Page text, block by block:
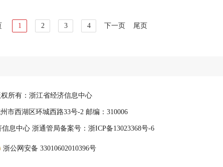
1 2 3 4 下一页 尾页
权所有：浙江省经济信息中心
市西湖区环城西路33号-2 邮编：310006
息中心 浙通管局备案号： 浙ICP备13023368号-6
浙公网安备 33010602010396号